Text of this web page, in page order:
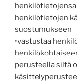
henkilötietojen
suostumukseen
•vastustaa
perusteella siltä